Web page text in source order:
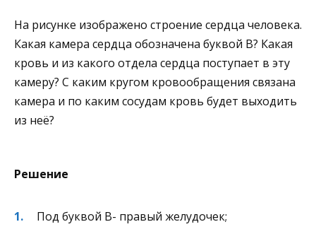
На рисунке изображено строение сердца человека.
Какая камера сердца обозначена буквой В? Какая
кровь и из какого отдела сердца поступает в эту
камеру? С каким кругом кровообращения связана
камера и по каким сосудам кровь будет выходить
из неё?
Решение
Под буквой В- правый желудочек;